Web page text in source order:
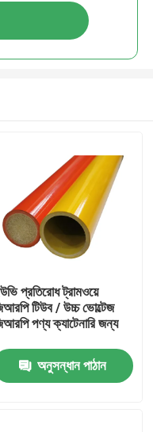
প্রতিরোধ ট্রামওয়ে
টিউব / উচ্চ ভোল্টেজ
পণ্য ক্যাটেনারি জন্য
অনুসন্ধান পাঠান